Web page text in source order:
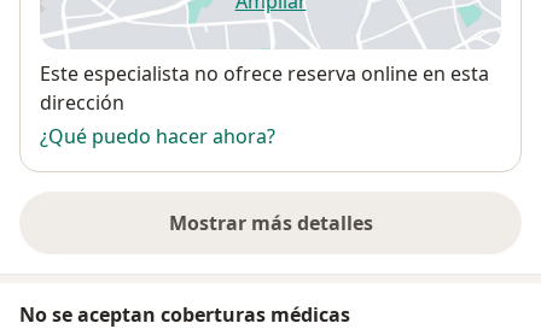
se abre en una nueva
Disponibilidad
Este especialista no ofrece reserva online en esta
dirección
¿Qué puedo hacer ahora?
Mostrar más detalles
sobre la dirección
No se aceptan coberturas médicas